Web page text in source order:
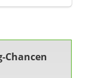
Chancen